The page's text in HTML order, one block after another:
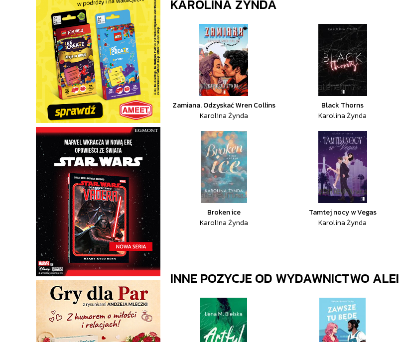
KAROLINA ŻYNDA
Zamiana. Odzyskać Wren Collins
Karolina Żynda
Black Thorns
Karolina Żynda
Broken ice
Karolina Żynda
Tamtej nocy w Vegas
Karolina Żynda
INNE POZYCJE OD WYDAWNICTWO ALE!